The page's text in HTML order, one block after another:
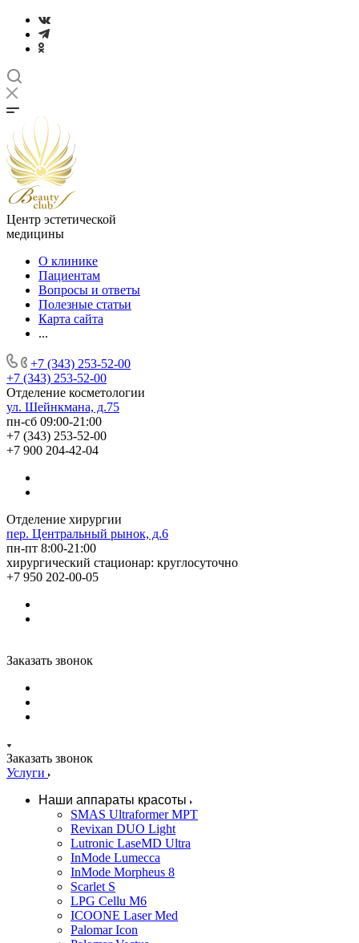
Центр эстетической
медицины
О клинике
Пациентам
Вопросы и ответы
Полезные статьи
Карта сайта
...
+7 (343) 253-52-00
+7 (343) 253-52-00
Отделение косметологии
ул. Шейнкмана, д.75
пн-сб 09:00-21:00
+7 (343) 253-52-00
+7 900 204-42-04
Отделение хирургии
пер. Центральный рынок, д.6
пн-пт 8:00-21:00
хирургический стационар: круглосуточно
+7 950 202-00-05
Заказать звонок
Заказать звонок
Услуги
Наши аппараты красоты
SMAS Ultraformer MPT
Revixan DUO Light
Lutronic LaseMD Ultra
InMode Lumecca
InMode Morpheus 8
Scarlet S
LPG Cellu M6
ICOONE Laser Med
Palomar Icon